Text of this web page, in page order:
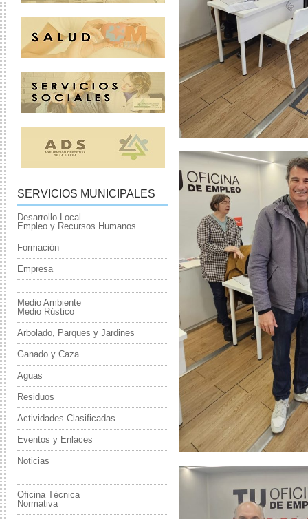
SERVICIOS MUNICIPALES
Desarrollo Local
Empleo y Recursos Humanos
Formación
Empresa
Medio Ambiente
Medio Rústico
Arbolado, Parques y Jardines
Ganado y Caza
Aguas
Residuos
Actividades Clasificadas
Eventos y Enlaces
Noticias
Oficina Técnica
Normativa